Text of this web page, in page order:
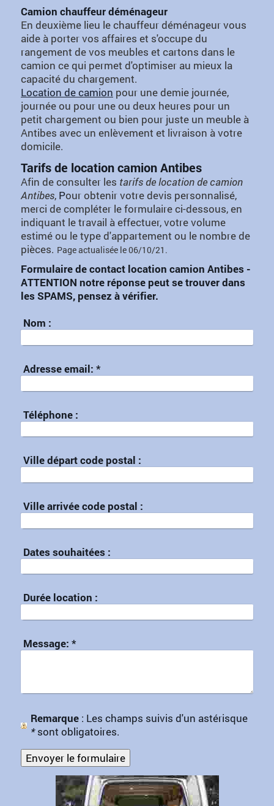
Camion chauffeur déménageur
En deuxième lieu le chauffeur déménageur vous
aide à porter vos affaires et s'occupe du
rangement de vos meubles et cartons dans le
camion ce qui permet d'optimiser au mieux la
capacité du chargement.
Location de camion pour une demie journée,
journée ou pour une ou deux heures pour un
petit chargement ou bien pour juste un meuble à
Antibes avec un enlèvement et livraison à votre
domicile.
Tarifs de location camion Antibes
Afin de consulter les tarifs de location de camion
Antibes, Pour obtenir votre devis personnalisé,
merci de compléter le formulaire ci-dessous, en
indiquant le travail à effectuer, votre volume
estimé ou le type d'appartement ou le nombre de
pièces. Page actualisée le 06/10/21.
Formulaire de contact location camion Antibes -
ATTENTION notre réponse peut se trouver dans
les SPAMS, pensez à vérifier.
Nom :
Adresse email: *
Téléphone :
Ville départ code postal :
Ville arrivée code postal :
Dates souhaitées :
Durée location :
Message: *
Remarque : Les champs suivis d'un astérisque
*sont obligatoires.